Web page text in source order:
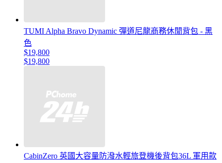
TUMI Alpha Bravo Dynamic 彈道尼龍商務休閒背包 - 黑
色
$19,800
$19,800
CabinZero 英國大容量防潑水輕旅登機後背包36L 軍用款